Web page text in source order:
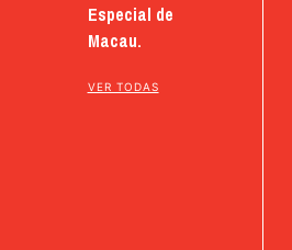
Especial de
Macau.
VER TODAS